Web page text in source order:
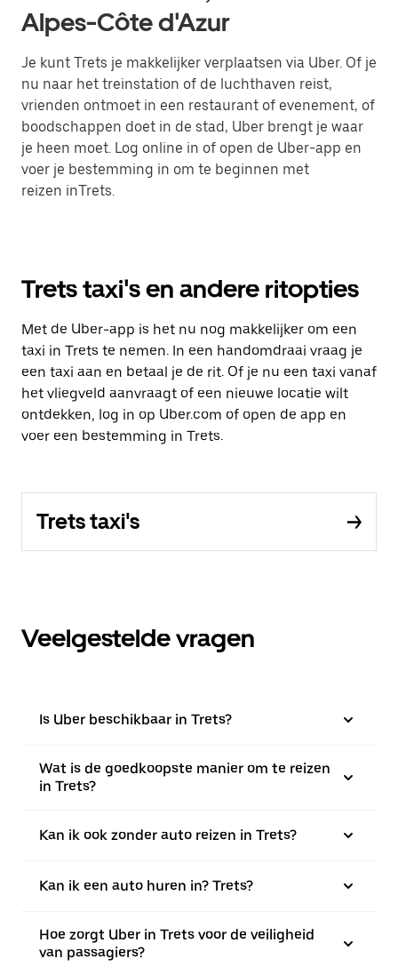
Alpes-Côte d'Azur
Je kunt Trets je makkelijker verplaatsen via Uber. Of je
nu naar het treinstation of de luchthaven reist,
vrienden ontmoet in een restaurant of evenement, of
boodschappen doet in de stad, Uber brengt je waar
je heen moet. Log online in of open de Uber-app en
voer je bestemming in om te beginnen met
reizen inTrets.
Trets taxi's en andere ritopties
Met de Uber-app is het nu nog makkelijker om een
taxi in Trets te nemen. In een handomdraai vraag je
een taxi aan en betaal je de rit. Of je nu een taxi vanaf
het vliegveld aanvraagt of een nieuwe locatie wilt
ontdekken, log in op Uber.com of open de app en
voer een bestemming in Trets.
Trets taxi's
Veelgestelde vragen
Is Uber beschikbaar in Trets?
Wat is de goedkoopste manier om te reizen
in Trets?
Kan ik ook zonder auto reizen in Trets?
Kan ik een auto huren in? Trets?
Hoe zorgt Uber in Trets voor de veiligheid
van passagiers?